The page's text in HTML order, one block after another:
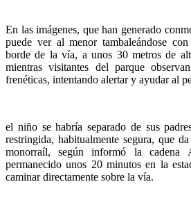
En las imágenes, que han generado
puede ver al menor tambaleándose
borde de la vía, a unos 30 metros de
mientras visitantes del parque
frenéticas, intentando alertar y ayudar al
el niño se habría separado de sus
restringida, habitualmente segura, que
monorraíl, según informó la
permanecido unos 20 minutos en la
caminar directamente sobre la vía.